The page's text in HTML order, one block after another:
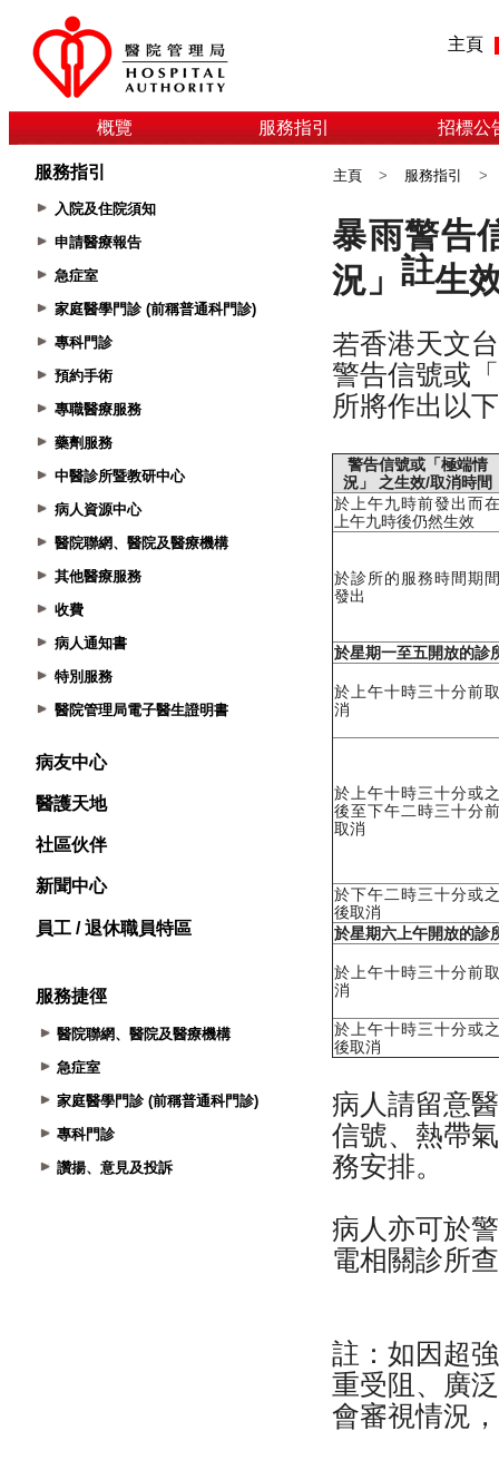
主頁
概覽 服務指引 招標公
服務指引
入院及住院須知
申請醫療報告
急症室
家庭醫學門診 (前稱普通科門診)
專科門診
預約手術
專職醫療服務
藥劑服務
中醫診所暨教研中心
病人資源中心
醫院聯網、醫院及醫療機構
其他醫療服務
收費
病人通知書
特別服務
醫院管理局電子醫生證明書
病友中心
醫護天地
社區伙伴
新聞中心
員工 / 退休職員特區
服務捷徑
醫院聯網、醫院及醫療機構
急症室
家庭醫學門診 (前稱普通科門診)
專科門診
讚揚、意見及投訴
主頁 > 服務指引 >